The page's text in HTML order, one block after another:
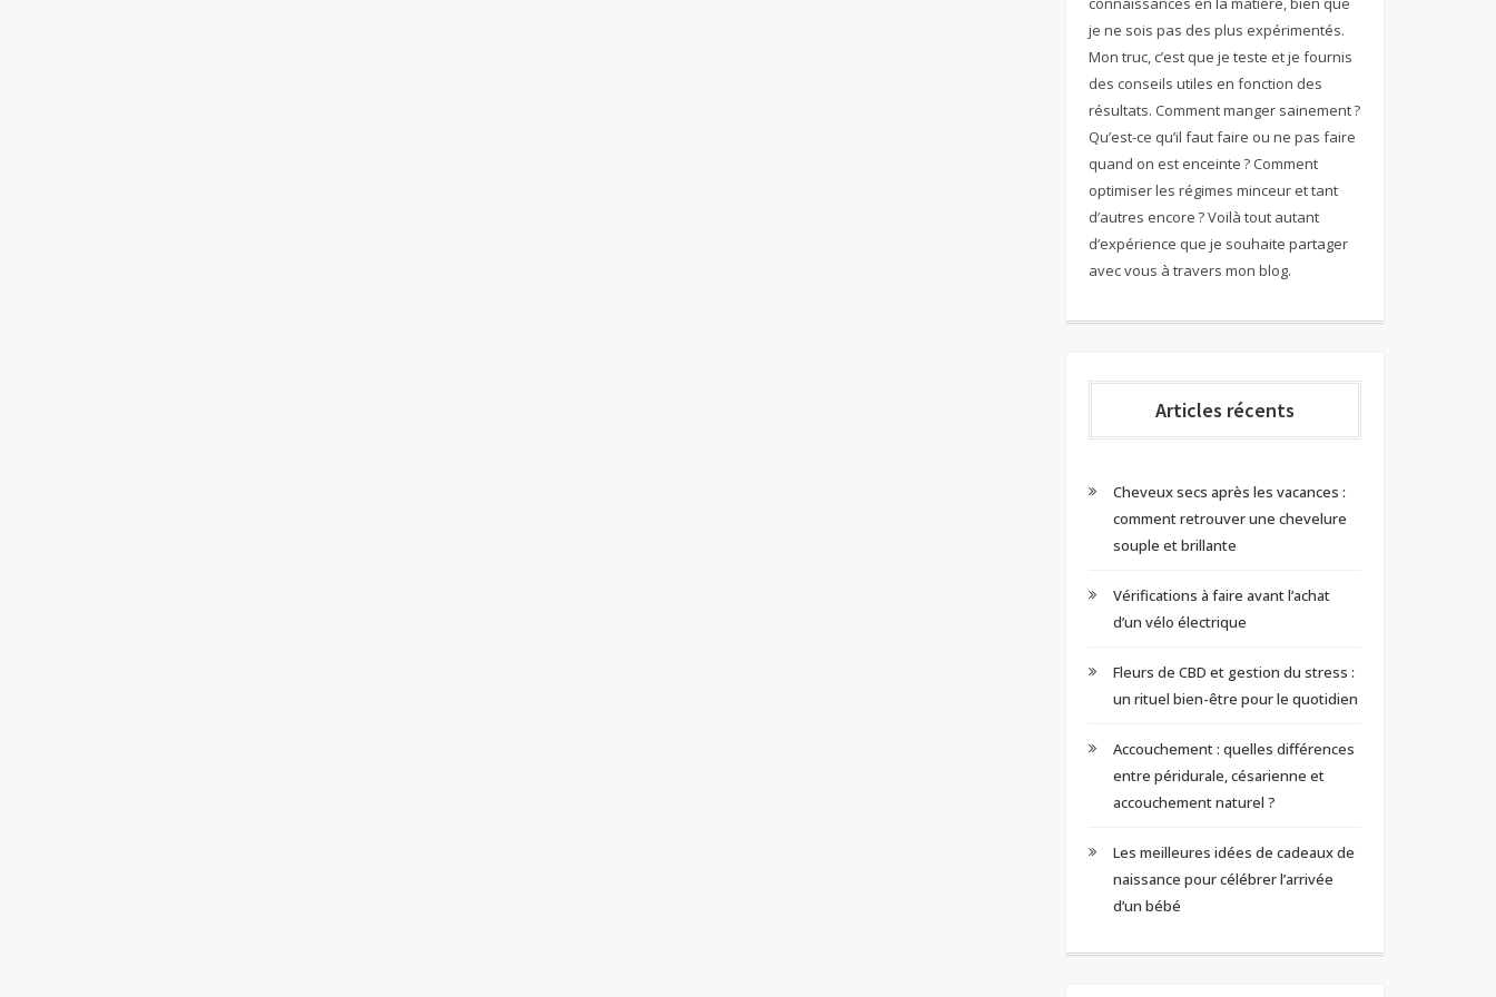
je ne sois pas des plus expérimentés.
Mon truc, c’est que je teste et je fournis
des conseils utiles en fonction des
résultats. Comment manger sainement ?
Qu’est-ce qu’il faut faire ou ne pas faire
quand on est enceinte ? Comment
optimiser les régimes minceur et tant
d’autres encore ? Voilà tout autant
d’expérience que je souhaite partager
avec vous à travers mon blog.
Articles récents
Cheveux secs après les vacances :
comment retrouver une chevelure
souple et brillante
Vérifications à faire avant l’achat
d’un vélo électrique
Fleurs de CBD et gestion du stress :
un rituel bien-être pour le quotidien
Accouchement : quelles différences
entre péridurale, césarienne et
accouchement naturel ?
Les meilleures idées de cadeaux de
naissance pour célébrer l’arrivée
d’un bébé